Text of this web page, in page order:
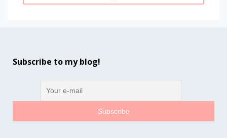
Subscribe to my blog!